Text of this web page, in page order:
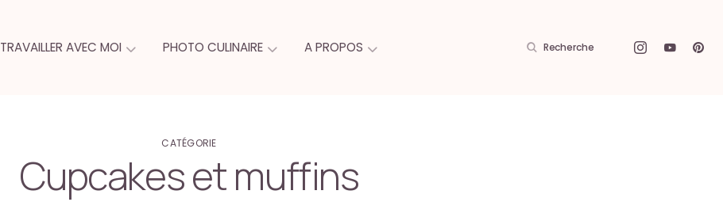
TRAVAILLER AVEC MOI PHOTO CULINAIRE A PROPOS Recherche
CATÉGORIE
Cupcakes et muffins